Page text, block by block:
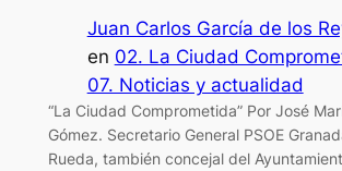
Juan Carlos García de los
en 02. La Ciudad
07. Noticias y actualidad
“La Ciudad Comprometida” Por José
Gómez. Secretario General PSOE
Rueda, también concejal del